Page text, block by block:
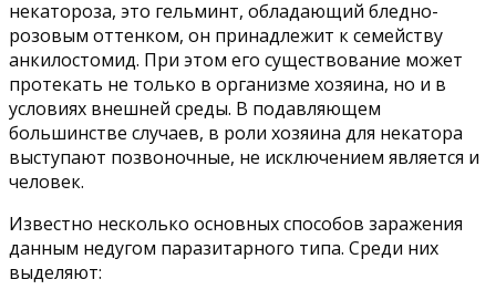
некатороза, это гельминт, обладающий бледно-
розовым оттенком, он принадлежит к семейству
анкилостомид. При этом его существование может
протекать не только в организме хозяина, но и в
условиях внешней среды. В подавляющем
большинстве случаев, в роли хозяина для некатора
выступают позвоночные, не исключением является и
человек.
Известно несколько основных способов заражения
данным недугом паразитарного типа. Среди них
выделяют: